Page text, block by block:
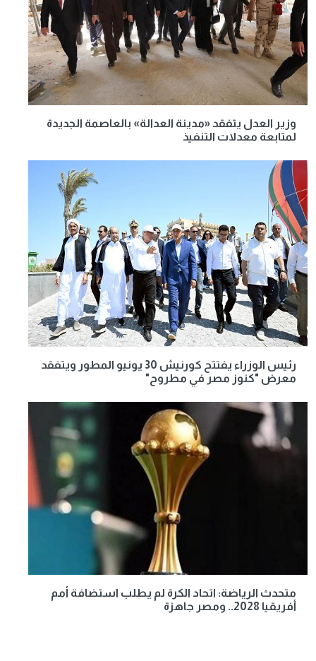
وزير العدل يتفقد «مدينة العدالة» بالعاصمة الجديدة
لمتابعة معدلات التنفيذ
رئيس الوزراء يفتتح كورنيش 30 يونيو المطور ويتفقد
معرض "كنوز مصر في مطروح"
متحدث الرياضة: اتحاد الكرة لم يطلب استضافة أمم
أفريقيا 2028.. ومصر جاهزة